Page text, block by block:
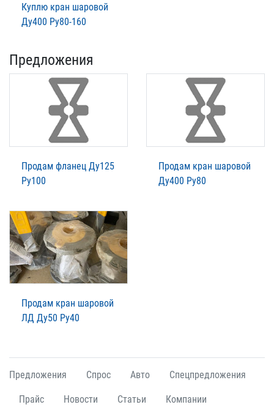
Куплю кран шаровой
Ду400 Ру80-160
Предложения
Продам фланец Ду125
Ру100
Продам кран шаровой
Ду400 Ру80
Продам кран шаровой
ЛД Ду50 Ру40
Предложения Спрос Авто Спецпредложения
Прайс Новости Статьи Компании